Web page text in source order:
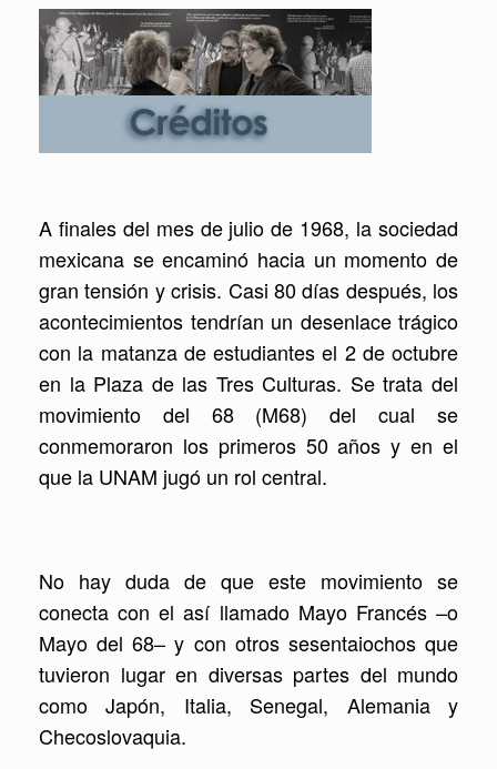
A finales del mes de julio de 1968, la sociedad
mexicana se encaminó hacia un momento de
gran tensión y crisis. Casi 80 días después, los
acontecimientos tendrían un desenlace trágico
con la matanza de estudiantes el 2 de octubre
en la Plaza de las Tres Culturas. Se trata del
movimiento del 68 (M68) del cual se
conmemoraron los primeros 50 años y en el
que la UNAM jugó un rol central.
No hay duda de que este movimiento se
conecta con el así llamado Mayo Francés –o
Mayo del 68– y con otros sesentaiochos que
tuvieron lugar en diversas partes del mundo
como Japón, Italia, Senegal, Alemania y
Checoslovaquia.